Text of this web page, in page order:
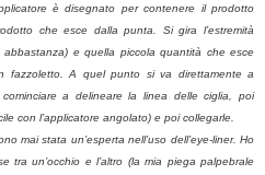
è disegnato per contenere il prodotto
che esce dalla punta. Si gira l’estremità
e quella piccola quantità che esce
fazzoletto. A quel punto si va direttamente a
a delineare la linea delle ciglia, poi
con l’applicatore angolato) e poi collegarle.
mai stata un’esperta nell’uso dell’eye-liner. Ho
tra un’occhio e l’altro (la mia piega palpebrale